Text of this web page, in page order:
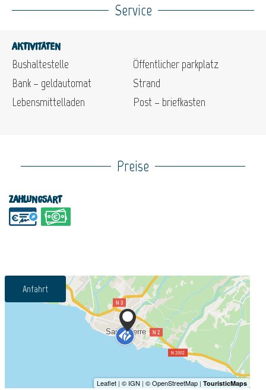
Service
Aktivitäten
Bushaltestelle
Bank – geldautomat
Lebensmittelladen
Öffentlicher parkplatz
Strand
Post – briefkasten
Preise
Zahlungsart
Anfahrt